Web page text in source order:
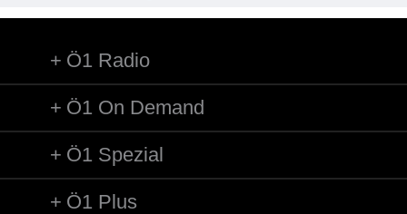
Ö1 Radio
Ö1 On Demand
Ö1 Spezial
Ö1 Plus